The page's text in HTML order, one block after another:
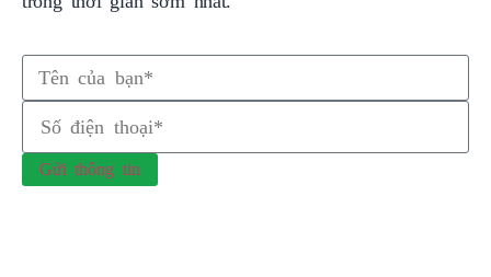
Gửi thông tin